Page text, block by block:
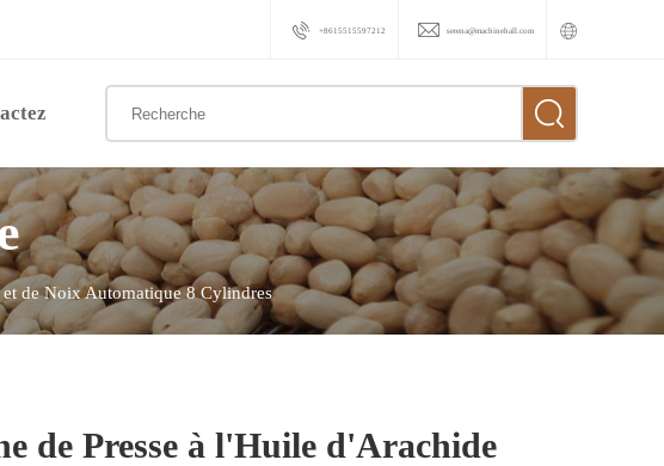
+8615515597212 serena@machinehall.com
de Noix Automatique 8 Cylindres
de Presse à l'Huile d'Arachide